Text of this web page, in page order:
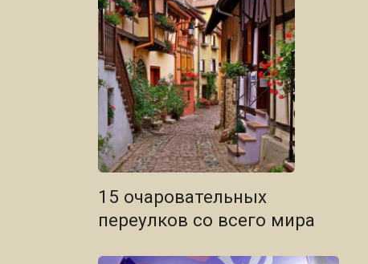
15 очаровательных
переулков со всего мира